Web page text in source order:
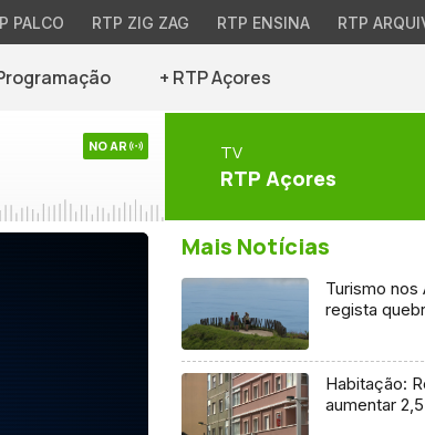
PALCO RTP ZIG ZAG RTP ENSINA RTP
+ RTP Açores
NO AR TV
RTP Açores
Mais Notícias
Turismo
regista
Habitação:
aumentar